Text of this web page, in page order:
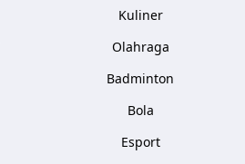
Kuliner
Olahraga
Badminton
Bola
Esport